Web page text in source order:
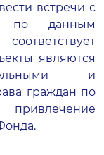
встречи с
по данным
являются
и
граждан по